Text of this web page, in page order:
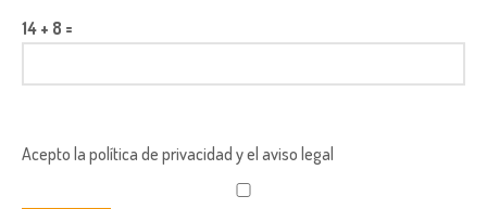
14 + 8 =
Acepto la política de privacidad y el aviso legal